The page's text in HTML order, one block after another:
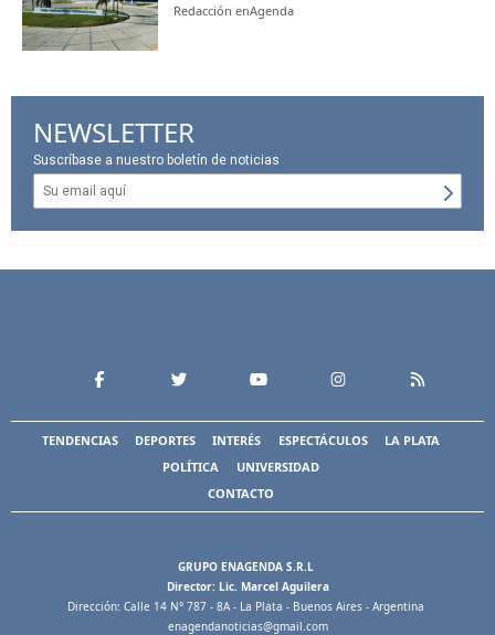
Redacción enAgenda
NEWSLETTER
Suscríbase a nuestro boletín de noticias
TENDENCIAS DEPORTES INTERÉS ESPECTÁCULOS
LA PLATA
POLÍTICA
UNIVERSIDAD
CONTACTO
GRUPO ENAGENDA S.R.L
Director: Lic. Marcel Aguilera
Dirección: Calle 14 N° 787 - 8A - La Plata - Buenos Aires - Argentina
enagendanoticias@gmail.com